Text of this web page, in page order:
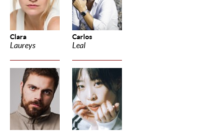
Clara
Laureys
Carlos
Leal